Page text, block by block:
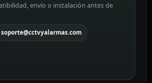
envío o instalación antes de
soporte@cctvyalarmas.com